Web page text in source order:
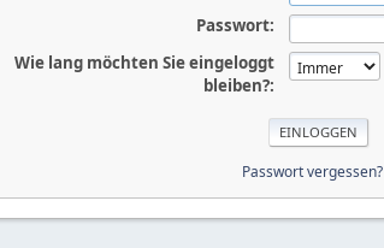
Passwort:
Wie lang möchten Sie eingeloggt
bleiben?:
Passwort vergessen?